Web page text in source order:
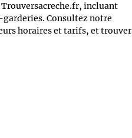
incluant
Consultez notre
horaires et tarifs, et trouver